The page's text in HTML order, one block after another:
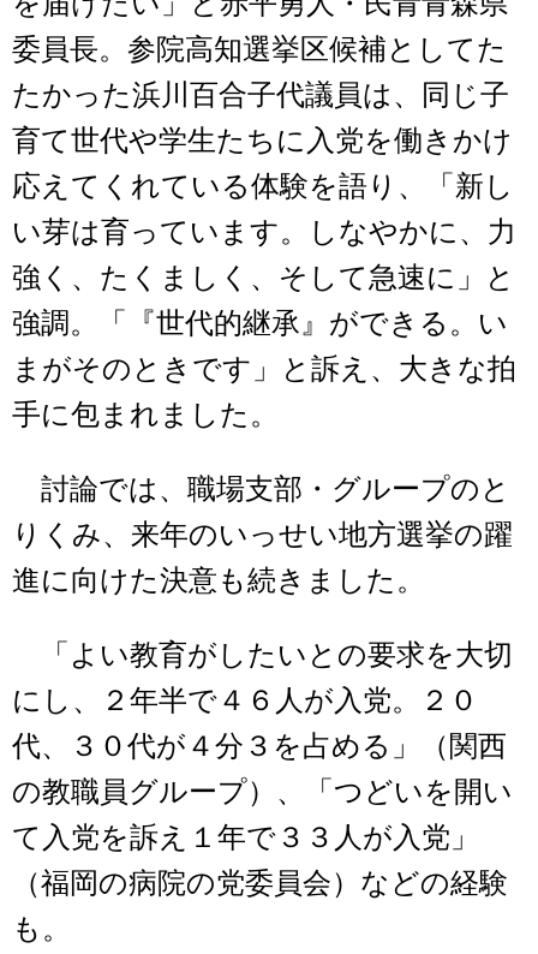
委員長。参院高知選挙区候補としてた
たかった浜川百合子代議員は、同じ子
育て世代や学生たちに入党を働きかけ
応えてくれている体験を語り、「新し
い芽は育っています。しなやかに、力
強く、たくましく、そして急速に」と
強調。「『世代的継承』ができる。い
まがそのときです」と訴え、大きな拍
手に包まれました。
討論では、職場支部・グループのと
りくみ、来年のいっせい地方選挙の躍
進に向けた決意も続きました。
「よい教育がしたいとの要求を大切
にし、２年半で４６人が入党。２０
代、３０代が４分３を占める」（関西
の教職員グループ）、「つどいを開い
て入党を訴え１年で３３人が入党」
（福岡の病院の党委員会）などの経験
も。